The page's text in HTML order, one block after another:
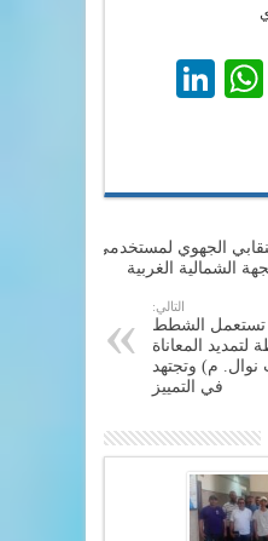
Pinterest
WhatsApp
الجهوي لمستخدمي
الشمالية الغربية
التالي:
تستعمل الشطط
المعاناة
نوال. م) وتجتهد
في التمييز